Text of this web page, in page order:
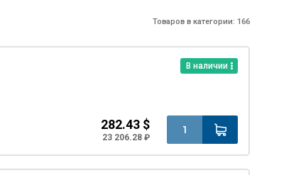
Товаров в категории: 166
В наличии
282.43 $
23 206.28 ₽